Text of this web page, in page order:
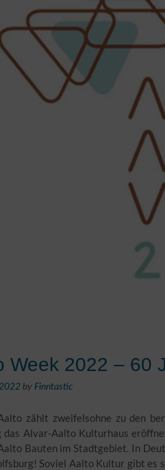
Week 2022 – 60
by Finntastic
zählt zweifelsohne zu den
das Alvar-Aalto Kulturhaus
Bauten im Stadtgebiet. In
Soviel Aalto Kultur gibt es